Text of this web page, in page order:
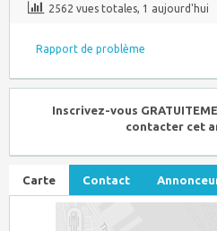
2562 vues totales, 1 aujourd'hui
Rapport de problème
Inscrivez-vous
contacter cet
Carte Contact